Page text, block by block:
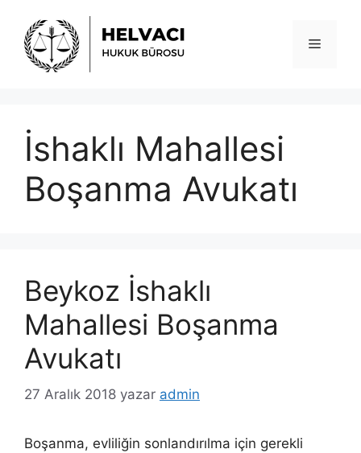
Menü
İshaklı Mahallesi
Boşanma Avukatı
Beykoz İshaklı
Mahallesi Boşanma
Avukatı
27 Aralık 2018 yazar admin
Boşanma, evliliğin sonlandırılma için gerekli